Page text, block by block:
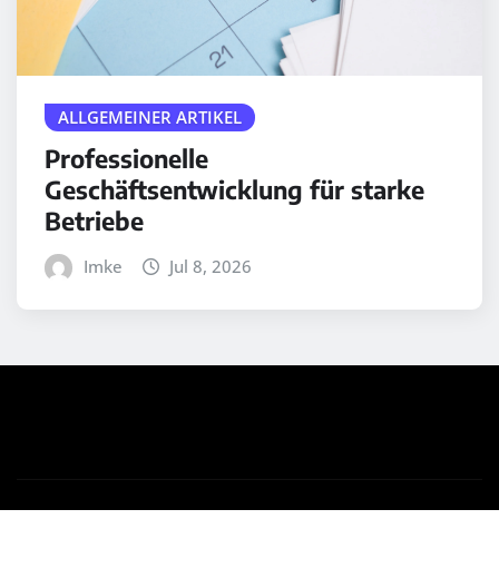
ALLGEMEINER ARTIKEL
Professionelle
Geschäftsentwicklung für starke
Betriebe
Imke Jul 8, 2026